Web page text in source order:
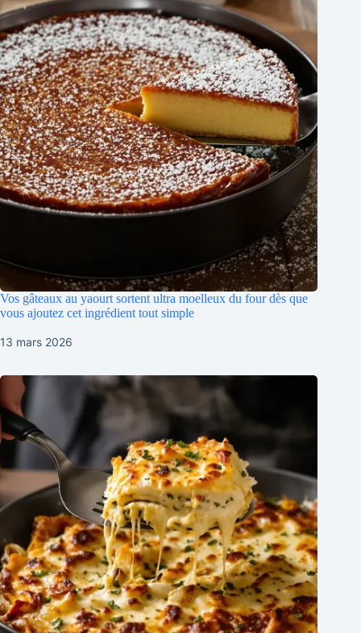
Vos gâteaux au yaourt sortent ultra moelleux du four dès que
vous ajoutez cet ingrédient tout simple
13 mars 2026